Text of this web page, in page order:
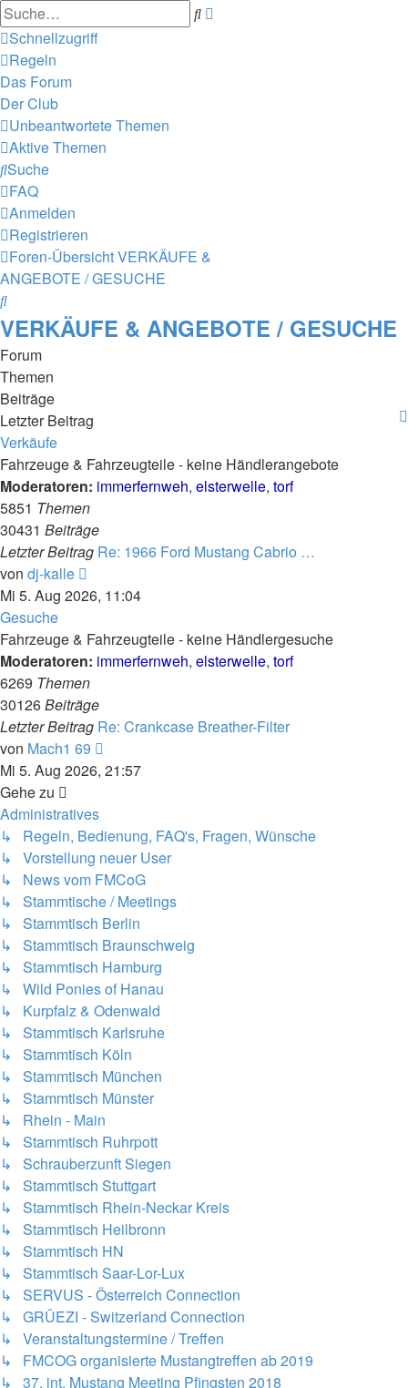
Suche
Schnellzugriff
Regeln
Das Forum
Der Club
Unbeantwortete Themen
Aktive Themen
Suche
FAQ
Anmelden
Registrieren
Foren-ÜbersichtVERKÄUFE &
ANGEBOTE / GESUCHE
Suche
VERKÄUFE & ANGEBOTE / GESUCHE
Forum
Themen
Beiträge
Letzter Beitrag
Verkäufe
Fahrzeuge & Fahrzeugteile - keine Händlerangebote
Moderatoren: immerfernweh, elsterwelle, torf
5851 Themen
30431 Beiträge
Letzter Beitrag Re: 1966 Ford Mustang Cabrio …
von dj-kalle
Beitrag
Mi 5. Aug 2026, 11:04
Gesuche
Fahrzeuge & Fahrzeugteile - keine Händlergesuche
Moderatoren: immerfernweh, elsterwelle, torf
6269 Themen
30126Beiträge
Letzter Beitrag Re: Crankcase Breather-Filter
von Mach1 69
Beitrag
Mi 5. Aug 2026, 21:57
Gehe zu
Administratives
↳ Regeln, Bedienung, FAQ's, Fragen, Wünsche
↳ Vorstellung neuer User
↳ News vom FMCoG
↳ Stammtische / Meetings
↳ Stammtisch Berlin
↳ Stammtisch Braunschweig
↳ Stammtisch Hamburg
↳ Wild Ponies of Hanau
↳ Kurpfalz & Odenwald
↳ Stammtisch Karlsruhe
↳ Stammtisch Köln
↳ Stammtisch München
↳ Stammtisch Münster
↳ Rhein - Main
↳ Stammtisch Ruhrpott
↳ Schrauberzunft Siegen
↳ Stammtisch Stuttgart
↳ Stammtisch Rhein-Neckar Kreis
↳ Stammtisch Heilbronn
↳ Stammtisch HN
↳ Stammtisch Saar-Lor-Lux
↳ SERVUS - Österreich Connection
↳ GRÜEZI - Switzerland Connection
↳ Veranstaltungstermine / Treffen
↳ FMCOG organisierte Mustangtreffen ab 2019
↳ 37. int. Mustang Meeting Pfingsten 2018